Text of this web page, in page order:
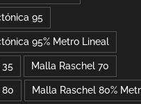
95
95% Metro Lineal
35 Malla Raschel 70
80 Malla Raschel 80%